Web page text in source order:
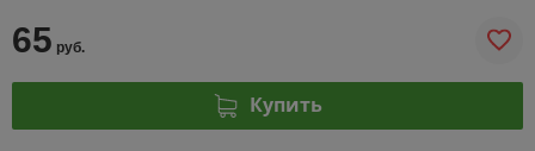
65 руб.
Купить